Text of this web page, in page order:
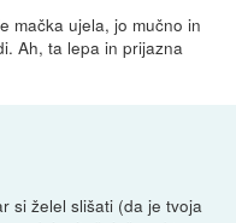
mačka ujela, jo mučno in
Ah, ta lepa in prijazna
si želel slišati (da je tvoja